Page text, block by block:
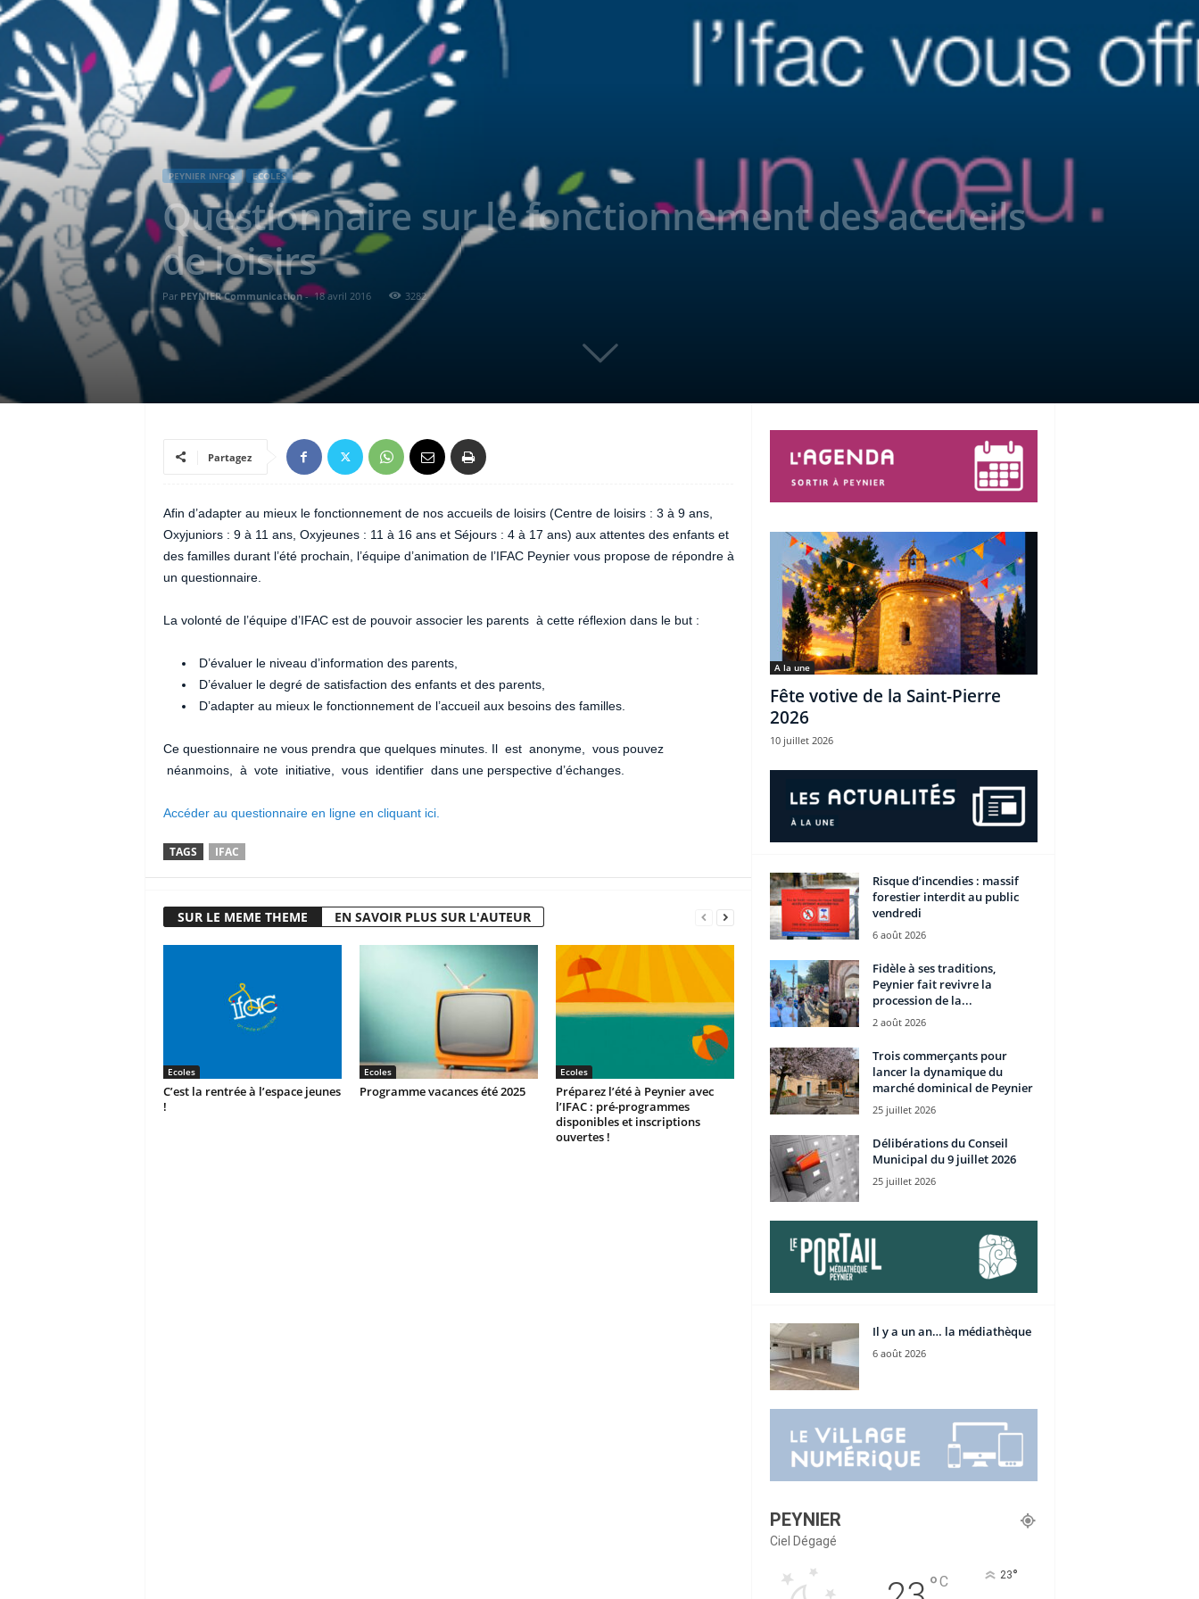
PEYNIER INFOS ECOLES
Questionnaire sur le fonctionnement des accueils
de loisirs
Par PEYNIER Communication- 18 avril 2016 3282
Partagez
Afin d’adapter au mieux le fonctionnement de nos accueils de loisirs (Centre de loisirs : 3 à 9 ans,
Oxyjuniors : 9 à 11 ans, Oxyjeunes : 11 à 16 ans et Séjours : 4 à 17 ans) aux attentes des enfants et
des familles durant l’été prochain, l’équipe d’animation de l’IFAC Peynier vous propose de répondre à
un questionnaire.
La volonté de l’équipe d’IFAC est de pouvoir associer les parents à cette réflexion dans le but :
D’évaluer le niveau d’information des parents,
D’évaluer le degré de satisfaction des enfants et des parents,
D’adapter au mieux le fonctionnement de l’accueil aux besoins des familles.
Ce questionnaire ne vous prendra que quelques minutes. Il est anonyme, vous pouvez
néanmoins, à vote initiative, vous identifier dans une perspective d’échanges.
Accéder au questionnaire en ligne en cliquant ici.
TAGS IFAC
SUR LE MEME THEME EN SAVOIR PLUS SUR L'AUTEUR
Ecoles
C’est la rentrée à l’espace jeunes
!
Ecoles
Programme vacances été 2025
Ecoles
Préparez l’été à Peynier avec
l’IFAC : pré-programmes
disponibles et inscriptions
ouvertes !
A la une
Fête votive de la Saint-Pierre
2026
10 juillet 2026
Risque d’incendies : massif
forestier interdit au public
vendredi
6 août 2026
Fidèle à ses traditions,
Peynier fait revivre la
procession de la...
2 août 2026
Trois commerçants pour
lancer la dynamique du
marché dominical de Peynier
25 juillet 2026
Délibérations du Conseil
Municipal du 9 juillet 2026
25 juillet 2026
Il y a un an… la médiathèque
6 août 2026
PEYNIER
Ciel Dégagé
°C 23°